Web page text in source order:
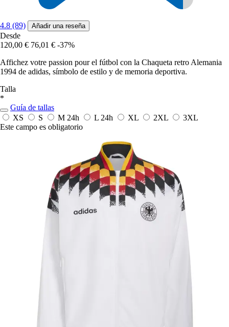
4.8 (89) Añadir una reseña
Desde
120,00 € 76,01 € -37%
Affichez votre passion pour el fútbol con la Chaqueta retro Alemania
1994 de adidas, símbolo de estilo y de memoria deportiva.
Talla
*
Guía de tallas
XS
S M 24h L 24h XL 2XL
3XL
Este campo es obligatorio